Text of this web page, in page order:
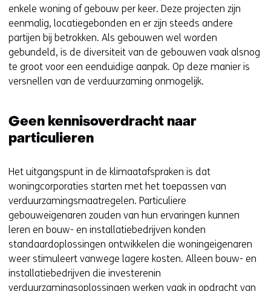
enkele woning of gebouw per keer. Deze projecten zijn
eenmalig, locatiegebonden en er zijn steeds andere
partijen bij betrokken. Als gebouwen wel worden
gebundeld, is de diversiteit van de gebouwen vaak alsnog
te groot voor een eenduidige aanpak. Op deze manier is
versnellen van de verduurzaming onmogelijk.
Geen kennisoverdracht naar
particulieren
Het uitgangspunt in de klimaatafspraken is dat
woningcorporaties starten met het toepassen van
verduurzamingsmaatregelen. Particuliere
gebouweigenaren zouden van hun ervaringen kunnen
leren en bouw- en installatiebedrijven konden
standaardoplossingen ontwikkelen die woningeigenaren
weer stimuleert vanwege lagere kosten. Alleen bouw- en
installatiebedrijven die investerenin
verduurzamingsoplossingen werken vaak in opdracht van